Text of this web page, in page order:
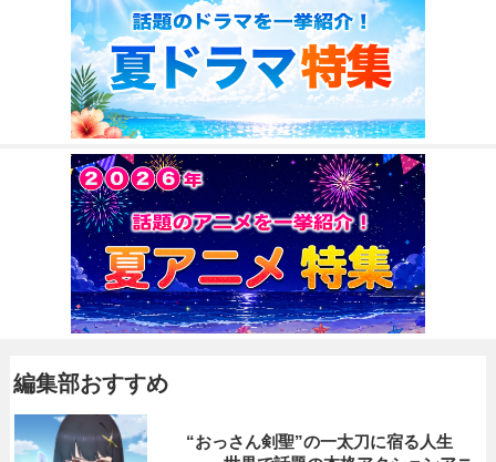
編集部おすすめ
“おっさん剣聖”の一太刀に宿る人生